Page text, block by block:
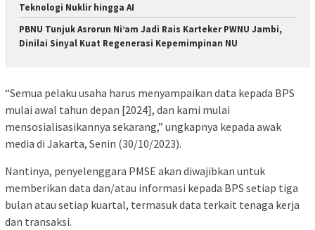
Teknologi Nuklir hingga AI
PBNU Tunjuk Asrorun Ni’am Jadi Rais Karteker PWNU Jambi,
Dinilai Sinyal Kuat Regenerasi Kepemimpinan NU
“Semua pelaku usaha harus menyampaikan data kepada BPS
mulai awal tahun depan [2024], dan kami mulai
mensosialisasikannya sekarang,” ungkapnya kepada awak
media di Jakarta, Senin (30/10/2023).
Nantinya, penyelenggara PMSE akan diwajibkan untuk
memberikan data dan/atau informasi kepada BPS setiap tiga
bulan atau setiap kuartal, termasuk data terkait tenaga kerja
dan transaksi.